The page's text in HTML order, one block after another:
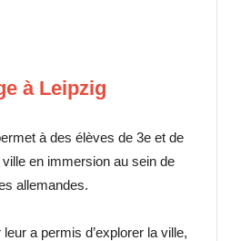
à Leipzig
à des élèves de 3e et de
en immersion au sein de
allemandes.
a permis d’explorer la ville,